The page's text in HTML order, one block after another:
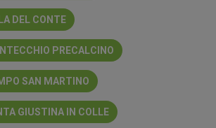
DEL CONTE
PRECALCINO
SAN MARTINO
GIUSTINA IN COLLE